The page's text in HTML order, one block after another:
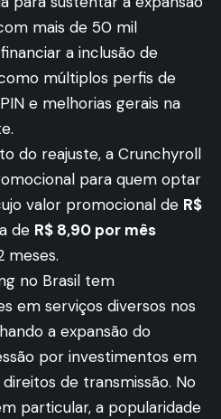
mais de 50 mil
a inclusão de
múltiplos perfis de
e melhorias gerais na
do reajuste, a Crunchyroll
para quem optar
valor promocional de R$
de R$ 8,90 por mês
meses.
no Brasil tem
em serviços diversos nos
a expansão do
por investimentos em
de transmissão. No
particular, a popularidade